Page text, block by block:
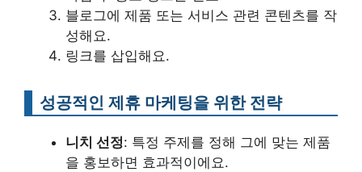
블로그에 제품 또는 서비스 관련 콘텐츠를 작
성해요.
링크를 삽입해요.
성공적인 제휴 마케팅을 위한 전략
니치 선정: 특정 주제를 정해 그에 맞는 제품
을 홍보하면 효과적이에요.